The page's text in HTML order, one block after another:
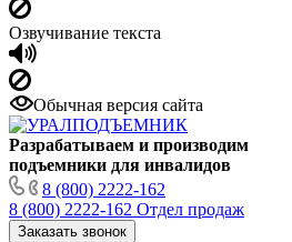
Озвучивание текста
Обычная версия сайта
Разрабатываем и производим
подъемники для инвалидов
8 (800) 2222-162
8 (800) 2222-162 Отдел продаж
Заказать звонок